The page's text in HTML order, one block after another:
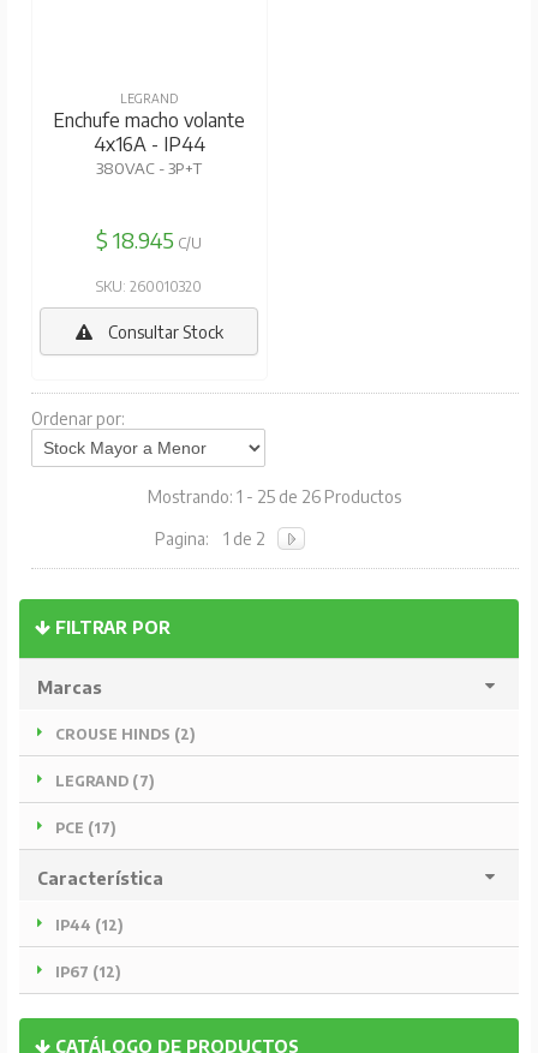
FILTRAR POR
Marcas
CROUSE HINDS (2)
LEGRAND (7)
PCE (17)
Característica
IP44 (12)
IP67 (12)
CATÁLOGO DE PRODUCTOS
LEGRAND
Enchufe macho volante
4x16A - IP44
380VAC - 3P+T
$ 18.945 C/U
SKU: 260010320
Consultar Stock
Ordenar por:
Mostrando: 1 - 25 de 26 Productos
Pagina: 1 de 2